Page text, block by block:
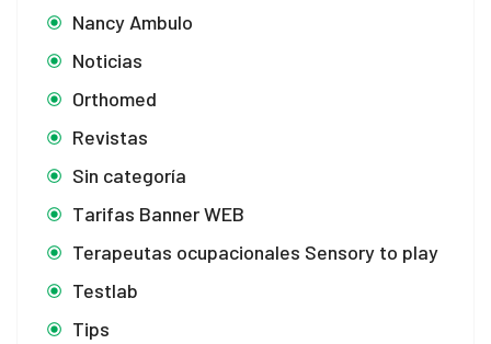
Nancy Ambulo
Noticias
Orthomed
Revistas
Sin categoría
Tarifas Banner WEB
Terapeutas ocupacionales Sensory to play
Testlab
Tips